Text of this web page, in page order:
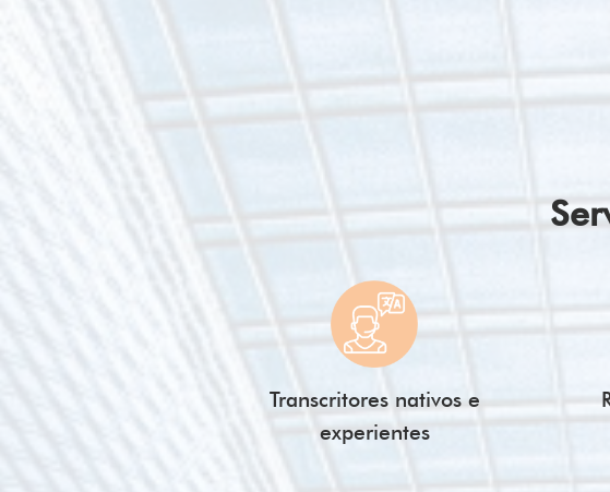
Transcritores nativos e
experientes